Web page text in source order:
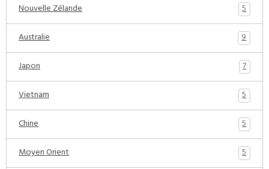
Nouvelle Zélande
5
Australie
9
Japon
7
Vietnam
5
Chine
5
Moyen Orient
5